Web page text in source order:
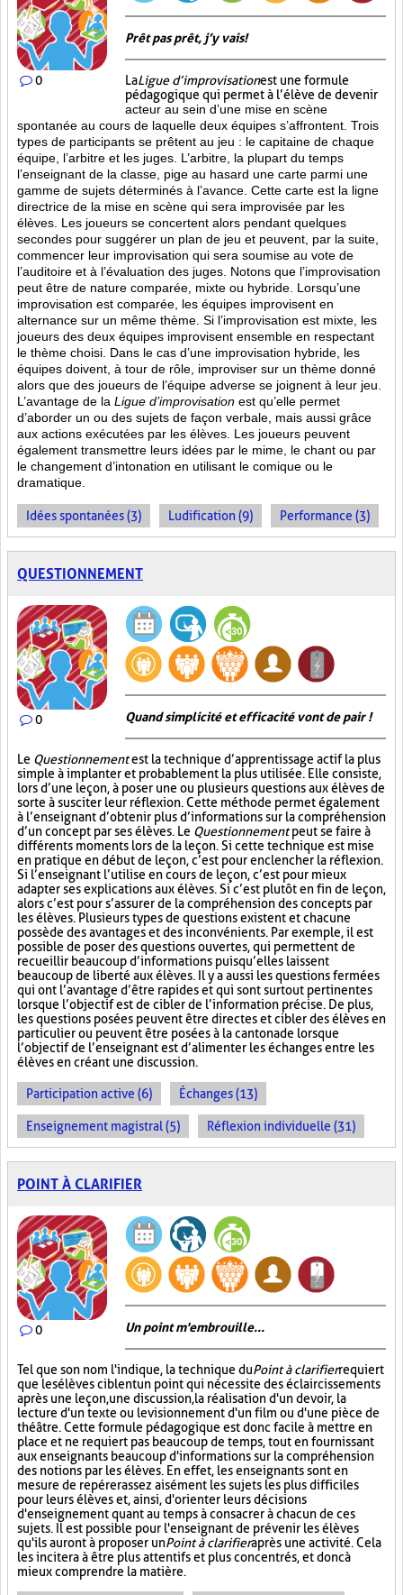
0
Prêt pas prêt, j’y vais!
LaLigue d’improvisationest une formule
pédagogique qui permet à l’élève de devenir
acteur au sein d’une mise en scène
spontanée au cours de laquelle deux équipes s’affrontent. Trois
types de participants se prêtent au jeu : le capitaine de chaque
équipe, l’arbitre et les juges. L’arbitre, la plupart du temps
l’enseignant de la classe, pige au hasard une carte parmi une
gamme de sujets déterminés à l’avance. Cette carte est la ligne
directrice de la mise en scène qui sera improvisée par les
élèves. Les joueurs se concertent alors pendant quelques
secondes pour suggérer un plan de jeu et peuvent, par la suite,
commencer leur improvisation qui sera soumise au vote de
l’auditoire et à l’évaluation des juges. Notons que l’improvisation
peut être de nature comparée, mixte ou hybride. Lorsqu’une
improvisation est comparée, les équipes improvisent en
alternance sur un même thème. Si l’improvisation est mixte, les
joueurs des deux équipes improvisent ensemble en respectant
le thème choisi. Dans le cas d’une improvisation hybride, les
équipes doivent, à tour de rôle, improviser sur un thème donné
alors que des joueurs de l’équipe adverse se joignent à leur jeu.
L’avantage de la Ligue d’improvisation est qu’elle permet
d’aborder un ou des sujets de façon verbale, mais aussi grâce
aux actions exécutées par les élèves. Les joueurs peuvent
également transmettre leurs idées par le mime, le chant ou par
le changement d’intonation en utilisant le comique ou le
dramatique.
Idées spontanées (3) Ludification (9) Performance (3)
QUESTIONNEMENT
0 Quand simplicité et efficacité vont de pair !
Le Questionnementest la technique d’apprentissage actif la plus
simple à implanter et probablement la plus utilisée. Elle consiste,
lors d’une leçon, à poser une ou plusieurs questions aux élèves de
sorte à susciter leur réflexion. Cette méthode permet également
à l’enseignant d’obtenir plus d’informations sur la compréhension
d’un concept par ses élèves. Le Questionnementpeut se faire à
différents moments lors de la leçon. Si cette technique est mise
en pratique en début de leçon, c’est pour enclencher la réflexion.
Si l’enseignant l’utilise en cours de leçon, c’est pour mieux
adapter ses explications aux élèves. Si c’est plutôt en fin de leçon,
alors c’est pour s’assurer de la compréhension des concepts par
les élèves. Plusieurs types de questions existent et chacune
possède des avantages et des inconvénients. Par exemple, il est
possible de poser des questions ouvertes, qui permettent de
recueillir beaucoup d’informations puisqu’elles laissent
beaucoup de liberté aux élèves. Il y a aussi les questions fermées
qui ont l’avantage d’être rapides et qui sont surtout pertinentes
lorsque l’objectif est de cibler de l’information précise. De plus,
les questions posées peuvent être directes et cibler des élèves en
particulier ou peuvent être posées à la cantonade lorsque
l’objectif de l’enseignant est d’alimenter les échanges entre les
élèves en créant une discussion.
Participation active (6) Échanges (13)
Enseignement magistral (5) Réflexion individuelle (31)
POINT À CLARIFIER
0 Un point m'embrouille...
Tel que son nom l'indique, la technique duPoint à clarifierrequiert
que les élèves ciblent un point qui nécessite des éclaircissements
après une leçon, une discussion, la réalisation d'un devoir, la
lecture d'un texte ou le visionnement d'un film ou d'une pièce de
théâtre. Cette formule pédagogique est donc facile à mettre en
place et ne requiert pas beaucoup de temps, tout en fournissant
aux enseignants beaucoup d'informations sur la compréhension
des notions par les élèves. En effet, les enseignants sont en
mesure de repérer assez aisément les sujets les plus difficiles
pour leurs élèves et, ainsi, d'orienter leurs décisions
d'enseignement quant au temps à consacrer à chacun de ces
sujets. Il est possible pour l'enseignant de prévenir les élèves
qu'ils auront à proposer unPoint à clarifieraprès une activité. Cela
les incitera à être plus attentifs et plus concentrés, et donc à
mieux comprendre la matière.